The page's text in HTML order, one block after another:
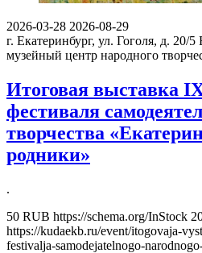
2026-03-28 2026-08-29
г. Екатеринбург, ул. Гоголя, д. 20/5
музейный центр народного
Итоговая выставка
фестиваля
творчества
родники»
.
50 RUB https://schema.org/InStock
https://kudaekb.ru/event/itogovaja-
festivalja-samodejatelnogo-